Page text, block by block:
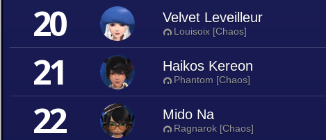
20 Velvet Leveilleur
Louisoix [Chaos]
21 Haikos Kereon
Phantom [Chaos]
22 Mido Na
Ragnarok [Chaos]